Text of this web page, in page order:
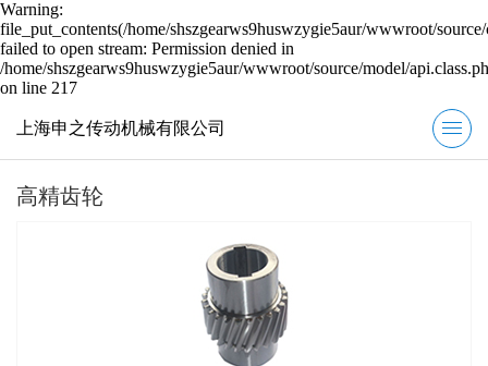
Warning:
file_put_contents(/home/shszgearws9huswzygie5aur/wwwroot/
failed to open stream: Permission denied in
/home/shszgearws9huswzygie5aur/wwwroot/source/model/
on line 217
上海申之传动机械有限公司
高精齿轮